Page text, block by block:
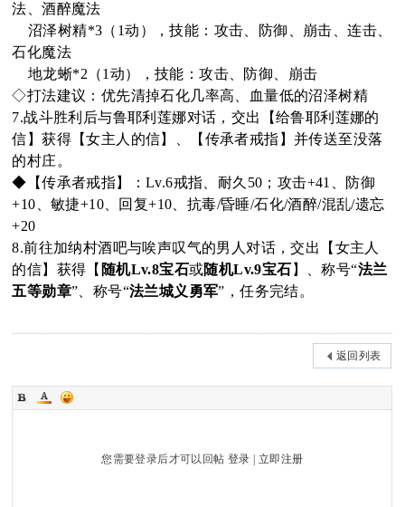
法、酒醉魔法
沼泽树精*3（1动），技能：攻击、防御、崩击、连击、
石化魔法
地龙蜥*2（1动），技能：攻击、防御、崩击
◇打法建议：优先清掉石化几率高、血量低的沼泽树精
7.战斗胜利后与鲁耶利莲娜对话，交出【给鲁耶利莲娜的
信】获得【女主人的信】、【传承者戒指】并传送至没落
的村庄。
◆【传承者戒指】：Lv.6戒指、耐久50；攻击+41、防御
+10、敏捷+10、回复+10、抗毒/昏睡/石化/酒醉/混乱/遗忘
+20
8.前往加纳村酒吧与唉声叹气的男人对话，交出【女主人
的信】获得【 随机Lv.8宝石或随机Lv.9宝石 】、称号“法兰
五等勋章”、称号“法兰城义勇军”，任务完结。
返回列表
您需要登录后才可以回帖登录 |立即注册